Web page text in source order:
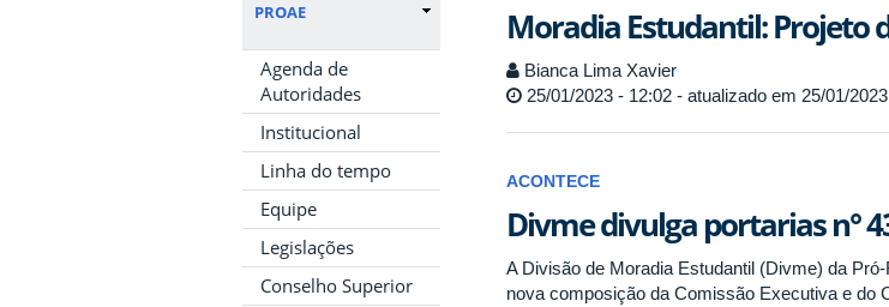
PROAE
Agenda de
Autoridades
Institucional
Linha do tempo
Equipe
Legislações
Conselho Superior
Moradia Estudantil: Projeto
Bianca Lima Xavier
25/01/2023 - 12:02 - atualizado em 25/01/
ACONTECE
Divme divulga portarias n°
A Divisão de Moradia Estudantil (Divme) da
nova composição da Comissão Executiva e do